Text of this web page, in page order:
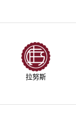
拉努斯